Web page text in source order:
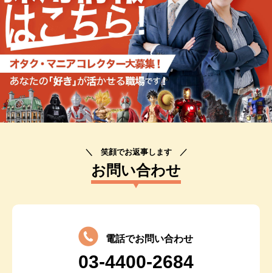
＼ 笑顔でお返事します ／
お問い合わせ
電話でお問い合わせ
03-4400-2684